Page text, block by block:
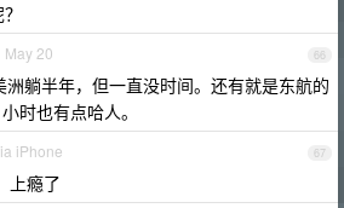
66
May 20
躺半年，但一直没时间。还有就是东航的
时也有点哈人。
67
iPhone
上瘾了